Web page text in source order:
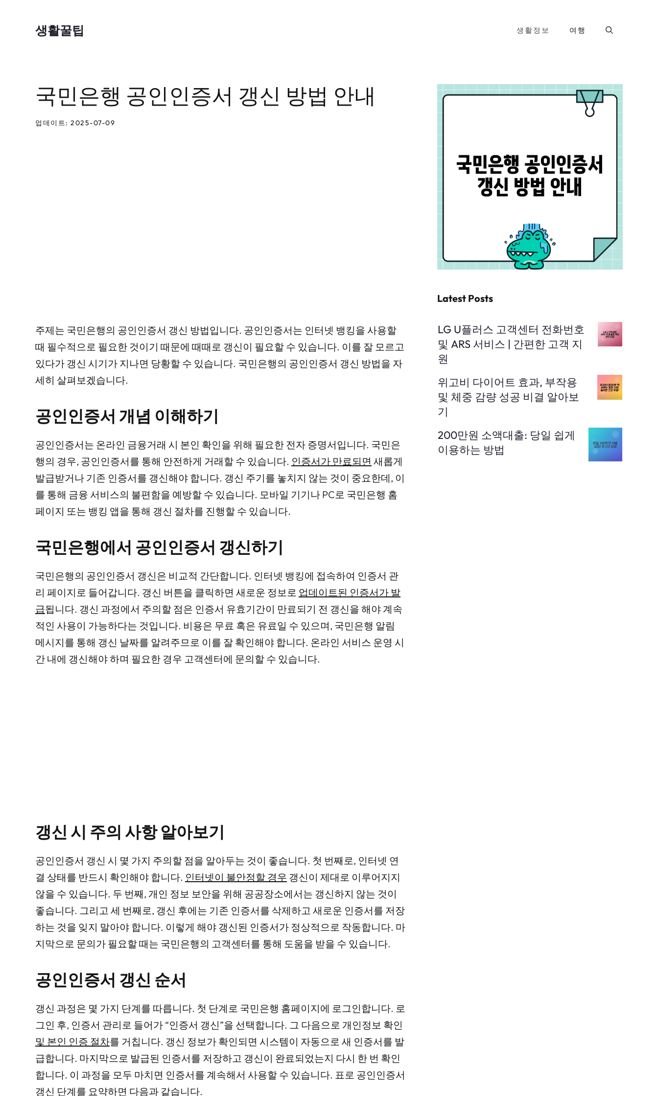
생활꿀팁 생활정보 여행
국민은행 공인인증서 갱신 방법 안내
업데이트: 2025-07-09
주제는 국민은행의 공인인증서 갱신 방법입니다. 공인인증서는 인터넷 뱅킹을 사용할
때 필수적으로 필요한 것이기 때문에 때때로 갱신이 필요할 수 있습니다. 이를 잘 모르고
있다가 갱신 시기가 지나면 당황할 수 있습니다. 국민은행의 공인인증서 갱신 방법을 자
세히 살펴보겠습니다.
공인인증서 개념 이해하기
공인인증서는 온라인 금융거래 시 본인 확인을 위해 필요한 전자 증명서입니다. 국민은
행의 경우, 공인인증서를 통해 안전하게 거래할 수 있습니다. 인증서가 만료되면 새롭게
발급받거나 기존 인증서를 갱신해야 합니다. 갱신 주기를 놓치지 않는 것이 중요한데, 이
를 통해 금융 서비스의 불편함을 예방할 수 있습니다. 모바일 기기나 PC로 국민은행 홈
페이지 또는 뱅킹 앱을 통해 갱신 절차를 진행할 수 있습니다.
국민은행에서 공인인증서 갱신하기
국민은행의 공인인증서 갱신은 비교적 간단합니다. 인터넷 뱅킹에 접속하여 인증서 관
리 페이지로 들어갑니다. 갱신 버튼을 클릭하면 새로운 정보로 업데이트된 인증서가 발
급됩니다. 갱신 과정에서 주의할 점은 인증서 유효기간이 만료되기 전 갱신을 해야 계속
적인 사용이 가능하다는 것입니다. 비용은 무료 혹은 유료일 수 있으며, 국민은행 알림
메시지를 통해 갱신 날짜를 알려주므로 이를 잘 확인해야 합니다. 온라인 서비스 운영 시
간 내에 갱신해야 하며 필요한 경우 고객센터에 문의할 수 있습니다.
갱신 시 주의 사항 알아보기
공인인증서 갱신 시 몇 가지 주의할 점을 알아두는 것이 좋습니다. 첫 번째로, 인터넷 연
결 상태를 반드시 확인해야 합니다. 인터넷이 불안정할 경우 갱신이 제대로 이루어지지
않을 수 있습니다. 두 번째, 개인 정보 보안을 위해 공공장소에서는 갱신하지 않는 것이
좋습니다. 그리고 세 번째로, 갱신 후에는 기존 인증서를 삭제하고 새로운 인증서를 저장
하는 것을 잊지 말아야 합니다. 이렇게 해야 갱신된 인증서가 정상적으로 작동합니다. 마
지막으로 문의가 필요할 때는 국민은행의 고객센터를 통해 도움을 받을 수 있습니다.
공인인증서 갱신 순서
갱신 과정은 몇 가지 단계를 따릅니다. 첫 단계로 국민은행 홈페이지에 로그인합니다. 로
그인 후, 인증서 관리로 들어가 “인증서 갱신”을 선택합니다. 그 다음으로 개인정보 확인
및 본인 인증 절차를 거칩니다. 갱신 정보가 확인되면 시스템이 자동으로 새 인증서를 발
급합니다. 마지막으로 발급된 인증서를 저장하고 갱신이 완료되었는지 다시 한 번 확인
합니다. 이 과정을 모두 마치면 인증서를 계속해서 사용할 수 있습니다. 표로 공인인증서
갱신 단계를 요약하면 다음과 같습니다.
Latest Posts
LG U플러스 고객센터 전화번호
및 ARS 서비스 | 간편한 고객 지
원
위고비 다이어트 효과, 부작용
및 체중 감량 성공 비결 알아보
기
200만원 소액대출: 당일 쉽게
이용하는 방법